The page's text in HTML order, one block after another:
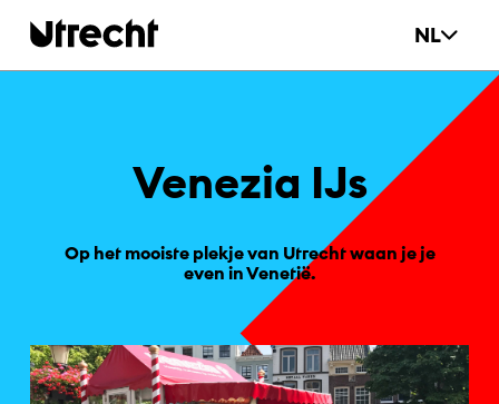
NL
Ve­ne­zia IJs
Op het mooiste plekje van Utrecht waan je je
even in Venetië.